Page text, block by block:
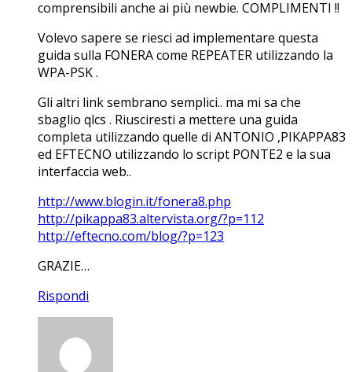
comprensibili anche ai più newbie. COMPLIMENTI !!
Volevo sapere se riesci ad implementare questa
guida sulla FONERA come REPEATER utilizzando la
WPA-PSK .
Gli altri link sembrano semplici.. ma mi sa che
sbaglio qlcs . Riusciresti a mettere una guida
completa utilizzando quelle di ANTONIO ,PIKAPPA83
ed EFTECNO utilizzando lo script PONTE2 e la sua
interfaccia web..
http://www.blogin.it/fonera8.php
http://pikappa83.altervista.org/?p=112
http://eftecno.com/blog/?p=123
GRAZIE…
Rispondi